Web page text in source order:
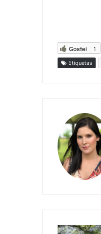
Gostei 1
Etiquetas